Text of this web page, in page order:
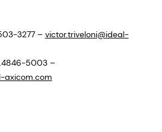
3277 – victor.triveloni@ideal-
5003 –
axicom.com